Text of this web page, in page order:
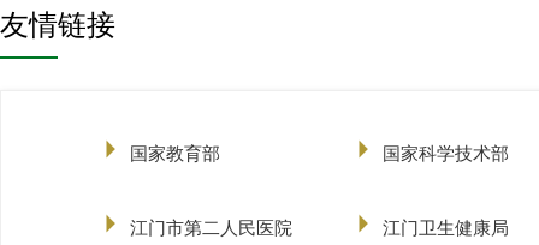
友情链接
国家教育部 国家科学技术部
江门市第二人民医院 江门卫生健康局